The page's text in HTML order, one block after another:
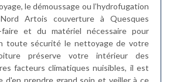
le démoussage ou l’hydrofugation
Artois couverture à Quesques
faire et du matériel nécessaire pour
toute sécurité le nettoyage de votre
préserve votre intérieur des
facteurs climatiques nuisibles, il est
d'en prendre grand soin et veiller à ce